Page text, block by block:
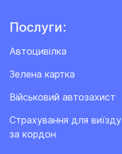
Послуги:
Автоцивілка
Зелена картка
Військовий автозахист
Cтрахування для виїзду
за кордон